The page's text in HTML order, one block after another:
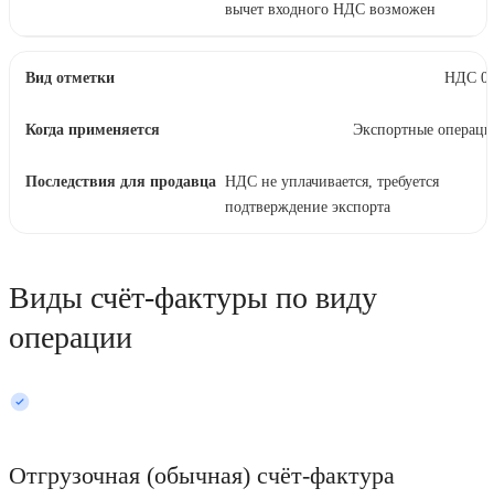
вычет входного НДС возможен
НДС
Экспортные
НДС не уплачивается, требуется
подтверждение экспорта
Виды счёт-фактуры по виду
операции
Отгрузочная (обычная) счёт-фактура